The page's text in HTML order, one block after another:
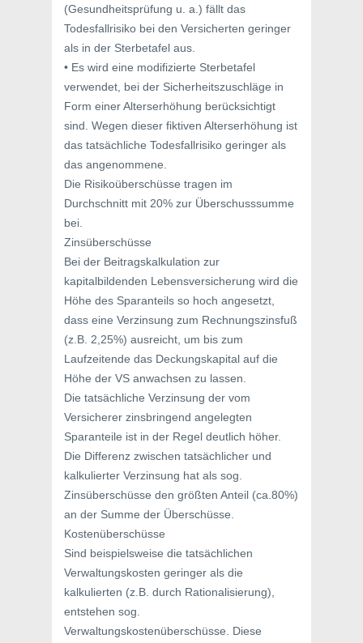
(Gesundheitsprüfung u. a.) fällt das
Todesfallrisiko bei den Versicherten geringer
als in der Sterbetafel aus.
• Es wird eine modifizierte Sterbetafel
verwendet, bei der Sicherheitszuschläge in
Form einer Alterserhöhung berücksichtigt
sind. Wegen dieser fiktiven Alterserhöhung ist
das tatsächliche Todesfallrisiko geringer als
das angenommene.
Die Risikoüberschüsse tragen im
Durchschnitt mit 20% zur Überschusssumme
bei.
Zinsüberschüsse
Bei der Beitragskalkulation zur
kapitalbildenden Lebensversicherung wird die
Höhe des Sparanteils so hoch angesetzt,
dass eine Verzinsung zum Rechnungszinsfuß
(z.B. 2,25%) ausreicht, um bis zum
Laufzeitende das Deckungskapital auf die
Höhe der VS anwachsen zu lassen.
Die tatsächliche Verzinsung der vom
Versicherer zinsbringend angelegten
Sparanteile ist in der Regel deutlich höher.
Die Differenz zwischen tatsächlicher und
kalkulierter Verzinsung hat als sog.
Zinsüberschüsse den größten Anteil (ca.80%)
an der Summe der Überschüsse.
Kostenüberschüsse
Sind beispielsweise die tatsächlichen
Verwaltungskosten geringer als die
kalkulierten (z.B. durch Rationalisierung),
entstehen sog.
Verwaltungskostenüberschüsse. Diese